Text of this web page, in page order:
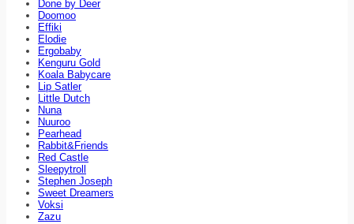
Done by Deer
Doomoo
Effiki
Elodie
Ergobaby
Kenguru Gold
Koala Babycare
Lip Satler
Little Dutch
Nuna
Nuuroo
Pearhead
Rabbit&Friends
Red Castle
Sleepytroll
Stephen Joseph
Sweet Dreamers
Voksi
Zazu